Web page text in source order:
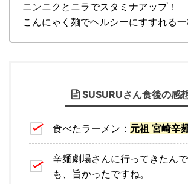
ニンニクとニラでスタミナアップ！
こんにゃく麺でヘルシーにすすれる一
SUSURUさん食後の感
食べたラーメン： 元祖 宮崎辛
辛麺劇場さんに行ってきたん
も、旨かったですね。